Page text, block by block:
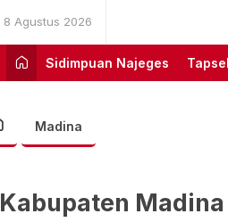
8 Agustus 2026
Sidimpuan Najeges
Tapsel
Madina
Kabupaten